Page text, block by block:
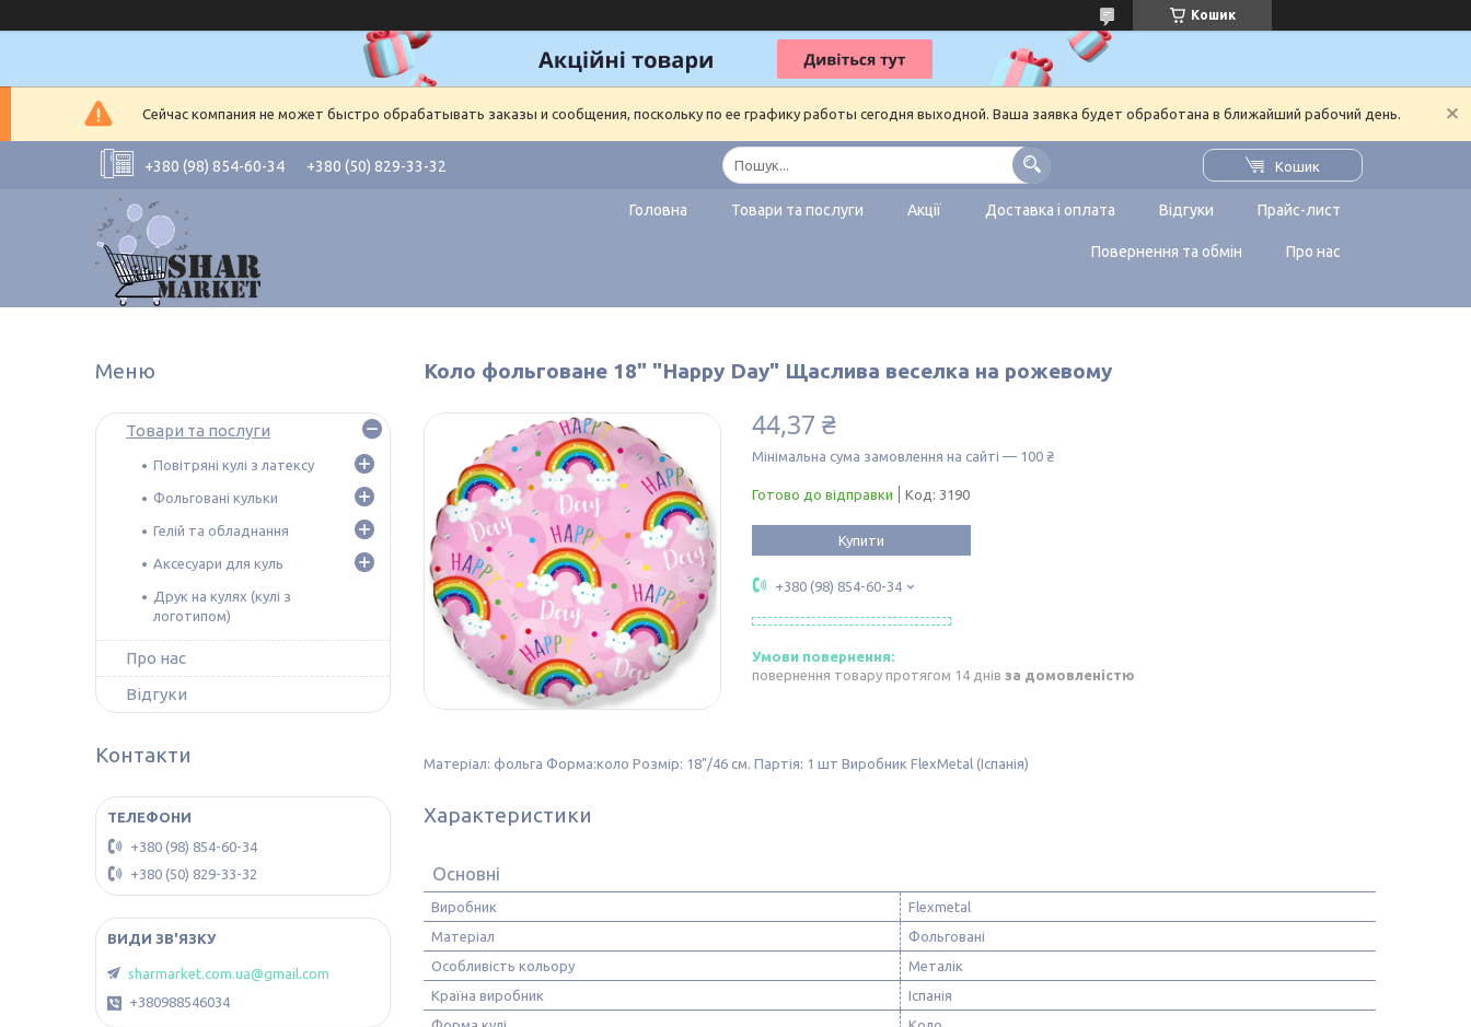
Кошик
Сейчас компания не может быстро обрабатывать заказы и сообщения, поскольку по ее графику работы сегодня выходной. Ваша заявка будет обработана в ближайший рабочий день.
+380 (98) 854-60-34 +380 (50) 829-33-32 Кошик
Головна Товари та послуги Акції Доставка і оплата Відгуки Прайс-лист
Повернення та обмін Про нас
Коло фольговане 18" "Happy Day" Щаслива веселка на рожевому
44,37 ₴
Мінімальна сума замовлення на сайті — 100 ₴
Готово до відправки Код: 3190
Купити
+380 (98) 854-60-34
повернення товару протягом 14 днів за домовленістю
Матеріал: фольга Форма:коло Розмір: 18"/46 см. Партія: 1 шт Виробник FlexMetal (Іспанія)
Характеристики
Основні
Виробник
Flexmetal
Матеріал
Фольговані
Особливість кольору
Металік
Країна виробник
Іспанія
Товари та послуги
Повітряні кулі з латексу
Фольговані кульки
Гелій та обладнання
Аксесуари для куль
Друк на кулях (кулі з
логотипом)
Про нас
Відгуки
Контакти
+380 (98) 854-60-34
+380 (50) 829-33-32
sharmarket.com.ua@gmail.com
+380988546034